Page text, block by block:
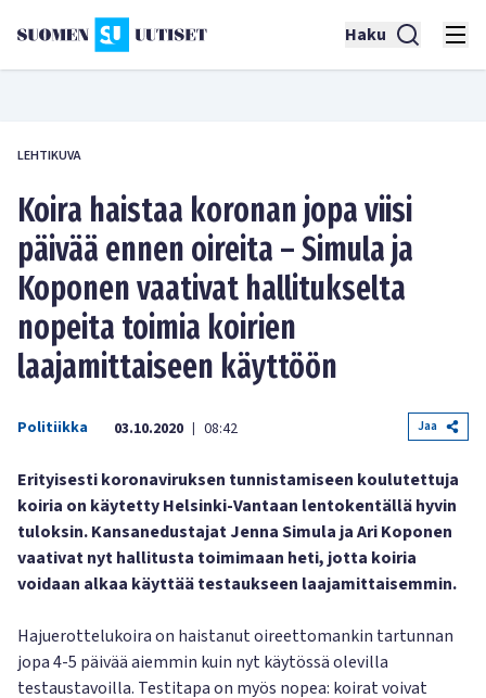
Haku
LEHTIKUVA
Koira haistaa koronan jopa viisi
päivää ennen oireita – Simula ja
Koponen vaativat hallitukselta
nopeita toimia koirien
laajamittaiseen käyttöön
Politiikka 03.10.2020 | 08:42 Jaa
Erityisesti koronaviruksen tunnistamiseen koulutettuja
koiria on käytetty Helsinki-Vantaan lentokentällä hyvin
tuloksin. Kansanedustajat Jenna Simula ja Ari Koponen
vaativat nyt hallitusta toimimaan heti, jotta koiria
voidaan alkaa käyttää testaukseen laajamittaisemmin.
Hajuerottelukoira on haistanut oireettomankin tartunnan
jopa 4-5 päivää aiemmin kuin nyt käytössä olevilla
testaustavoilla. Testitapa on myös nopea: koirat voivat